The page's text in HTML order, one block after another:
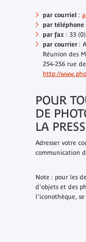
par courriel:
par téléphone
par fax: 33
par courrier:
Réunion des
254-256 rue
http://
POUR
DE
LA
Adresser votre
communication
Note : pour les
d'objets et des
l'iconothèque,